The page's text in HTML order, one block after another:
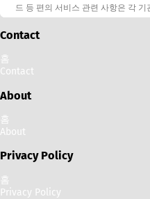
드 등 편의 서비스 관련 사항은 각
Contact
홈
Contact
About
홈
About
Privacy Policy
홈
Privacy Policy